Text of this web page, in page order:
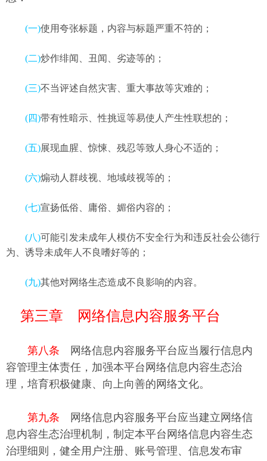
(一)使用夸张标题，内容与标题严重不符的；
(二)炒作绯闻、丑闻、劣迹等的；
(三)不当评述自然灾害、重大事故等灾难的；
(四)带有性暗示、性挑逗等易使人产生性联想的；
(五)展现血腥、惊悚、残忍等致人身心不适的；
(六)煽动人群歧视、地域歧视等的；
(七)宣扬低俗、庸俗、媚俗内容的；
(八)可能引发未成年人模仿不安全行为和违反社会公德行
为、诱导未成年人不良嗜好等的；
(九)其他对网络生态造成不良影响的内容。
第三章 网络信息内容服务平台
第八条 网络信息内容服务平台应当履行信息内
容管理主体责任，加强本平台网络信息内容生态治
理，培育积极健康、向上向善的网络文化。
第九条 网络信息内容服务平台应当建立网络信
息内容生态治理机制，制定本平台网络信息内容生态
治理细则，健全用户注册、账号管理、信息发布审